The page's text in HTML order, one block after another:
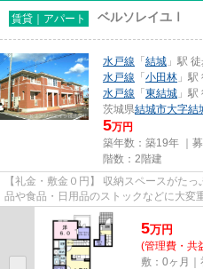
賃貸｜アパート ベルソレイユⅠ
水戸線 「 結城 」駅
水戸線 「 小田林 」
水戸線 「 東結城 」
茨城県結城市大字結
5万円
築年数：築19年 ｜募
階数：2階建
【礼金・敷金０円】 収納スペースがた
品や食品・日用品のストックなどに大変
にも安心してご利用頂ける...
5万円
(管理費・共
敷：0ヶ月｜